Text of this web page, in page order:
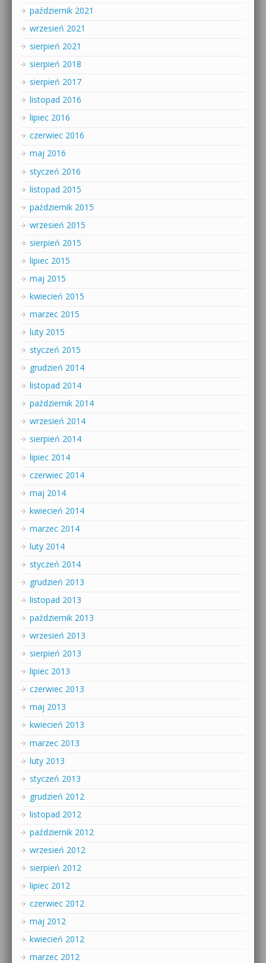
październik 2021
wrzesień 2021
sierpień 2021
sierpień 2018
sierpień 2017
listopad 2016
lipiec 2016
czerwiec 2016
maj 2016
styczeń 2016
listopad 2015
październik 2015
wrzesień 2015
sierpień 2015
lipiec 2015
maj 2015
kwiecień 2015
marzec 2015
luty 2015
styczeń 2015
grudzień 2014
listopad 2014
październik 2014
wrzesień 2014
sierpień 2014
lipiec 2014
czerwiec 2014
maj 2014
kwiecień 2014
marzec 2014
luty 2014
styczeń 2014
grudzień 2013
listopad 2013
październik 2013
wrzesień 2013
sierpień 2013
lipiec 2013
czerwiec 2013
maj 2013
kwiecień 2013
marzec 2013
luty 2013
styczeń 2013
grudzień 2012
listopad 2012
październik 2012
wrzesień 2012
sierpień 2012
lipiec 2012
czerwiec 2012
maj 2012
kwiecień 2012
marzec 2012